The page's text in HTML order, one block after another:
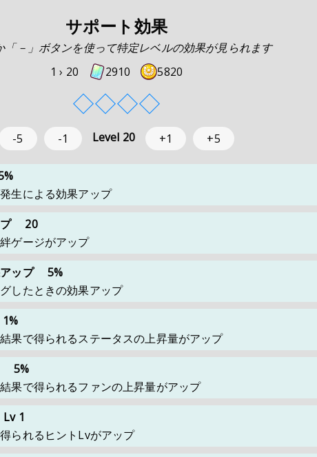
サポート効果
「－」ボタンを使って特定レベルの効果が見られます
1 › 20 2910 5820
◇◇◇◇
-5 -1 Level 20 +1 +5
生による効果アップ
20
ゲージがアップ
ップ
5%
したときの効果アップ
1%
果で得られるステータスの上昇量がアップ
5%
果で得られるファンの上昇量がアップ
Lv 1
られるヒントLvがアップ